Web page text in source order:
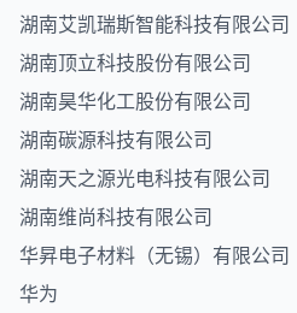
湖南艾凯瑞斯智能科技有限公司
湖南顶立科技股份有限公司
湖南昊华化工股份有限公司
湖南碳源科技有限公司
湖南天之源光电科技有限公司
湖南维尚科技有限公司
华昇电子材料（无锡）有限公司
华为